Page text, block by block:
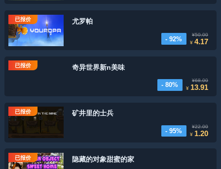
已报价 尤罗帕
- 92%
¥50.00
¥4.17
已报价 奇异世界新n美味
- 80%
¥68.00
¥ 13.91
已报价 矿井里的士兵
- 95%
¥22.00
¥ 1.20
已报价 隐藏的对象甜蜜的家